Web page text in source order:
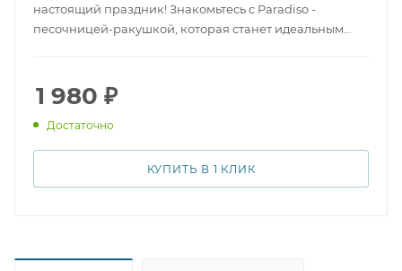
настоящий праздник! Знакомьтесь с Paradiso -
песочницей-ракушкой, которая станет идеальным
выгодной цене. Но не забудьте, двойная песочница-
ракушка Paradiso - это одновременно 2 песочницы,
что значит, веселье будет удвоено!
1 980 ₽
Достаточно
КУПИТЬ В 1 КЛИК